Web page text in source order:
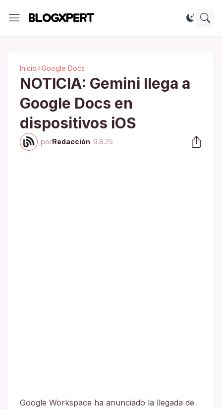
Inicio Google Docs
NOTICIA: Gemini llega a
Google Docs en
dispositivos iOS
porRedacción-9.8.25
Google Workspace ha anunciado la llegada de